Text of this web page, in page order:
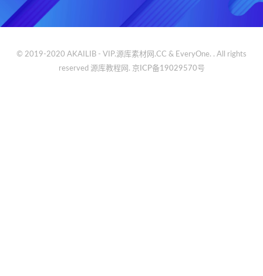
© 2019-2020 AKAILIB - VIP.源库素材网.CC & EveryOne. . All rights
reserved 源库教程网. 京ICP备19029570号